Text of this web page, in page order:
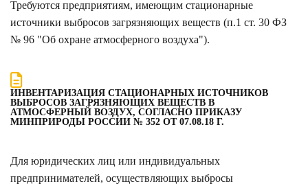
Требуются предприятиям, имеющим стационарные
источники выбросов загрязняющих веществ (п.1 ст. 30 ФЗ
№ 96 "Об охране атмосферного воздуха").
ИНВЕНТАРИЗАЦИЯ СТАЦИОНАРНЫХ ИСТОЧНИКОВ
ВЫБРОСОВ ЗАГРЯЗНЯЮЩИХ ВЕЩЕСТВ В
АТМОСФЕРНЫЙ ВОЗДУХ, СОГЛАСНО ПРИКАЗУ
МИНПРИРОДЫ РОССИИ № 352 ОТ 07.08.18 Г.
Для юридических лиц или индивидуальных
предпринимателей, осуществляющих выбросы